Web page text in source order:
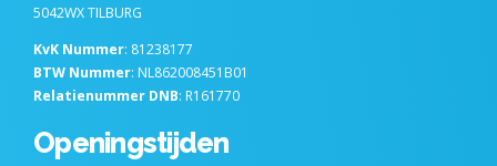
5042WX TILBURG
KvK Nummer: 81238177
BTW Nummer: NL862008451B01
Relatienummer DNB: R161770
Openingstijden